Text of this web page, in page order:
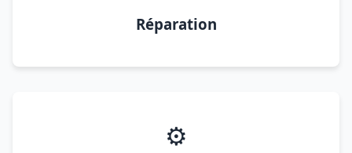
Réparation
⚙️